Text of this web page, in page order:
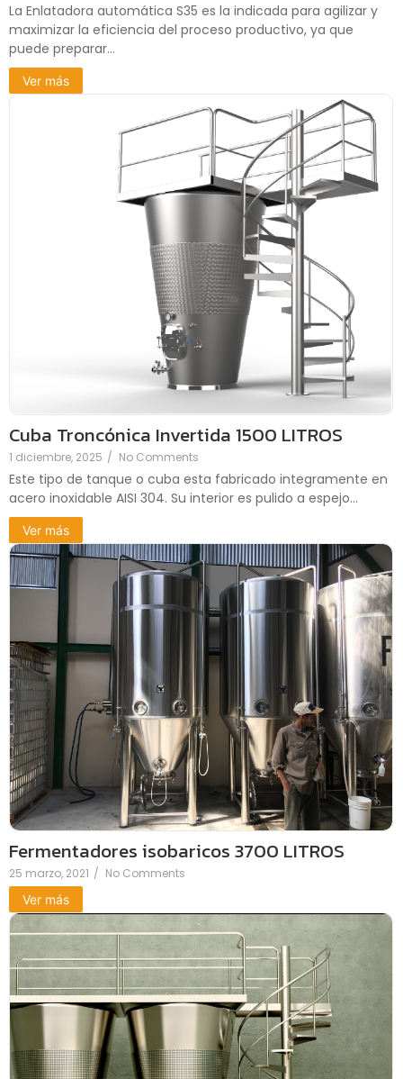
La Enlatadora automática S35 es la indicada para agilizar y
maximizar la eficiencia del proceso productivo, ya que
puede preparar...
Ver más
Cuba Troncónica Invertida 1500 LITROS
1 diciembre, 2025 / No Comments
Este tipo de tanque o cuba esta fabricado integramente en
acero inoxidable AISI 304. Su interior es pulido a espejo...
Ver más
Fermentadores isobaricos 3700 LITROS
25 marzo, 2021 / No Comments
Ver más